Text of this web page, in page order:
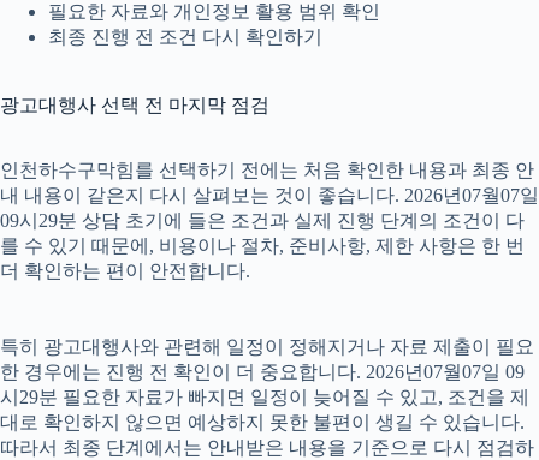
필요한 자료와 개인정보 활용 범위 확인
최종 진행 전 조건 다시 확인하기
광고대행사 선택 전 마지막 점검
인천하수구막힘를 선택하기 전에는 처음 확인한 내용과 최종 안
내 내용이 같은지 다시 살펴보는 것이 좋습니다. 2026년07월07일
09시29분 상담 초기에 들은 조건과 실제 진행 단계의 조건이 다
를 수 있기 때문에, 비용이나 절차, 준비사항, 제한 사항은 한 번
더 확인하는 편이 안전합니다.
특히 광고대행사와 관련해 일정이 정해지거나 자료 제출이 필요
한 경우에는 진행 전 확인이 더 중요합니다. 2026년07월07일 09
시29분 필요한 자료가 빠지면 일정이 늦어질 수 있고, 조건을 제
대로 확인하지 않으면 예상하지 못한 불편이 생길 수 있습니다.
따라서 최종 단계에서는 안내받은 내용을 기준으로 다시 점검하